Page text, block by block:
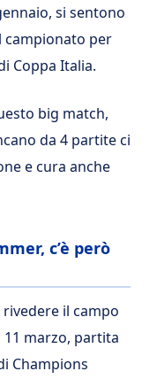
si sentono
campionato per
Coppa Italia.
big match,
da 4 partite ci
e cura anche
c’è però
il campo
marzo, partita
Champions